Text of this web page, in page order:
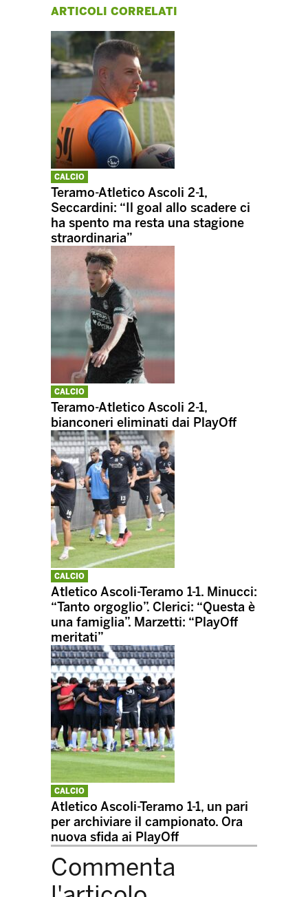
ARTICOLI CORRELATI
CALCIO
Teramo-Atletico Ascoli 2-1,
Seccardini: “Il goal allo scadere ci
ha spento ma resta una stagione
straordinaria”
CALCIO
Teramo-Atletico Ascoli 2-1,
bianconeri eliminati dai PlayOff
CALCIO
Atletico Ascoli-Teramo 1-1. Minucci:
“Tanto orgoglio”. Clerici: “Questa è
una famiglia”. Marzetti: “PlayOff
meritati”
CALCIO
Atletico Ascoli-Teramo 1-1, un pari
per archiviare il campionato. Ora
nuova sfida ai PlayOff
Commenta